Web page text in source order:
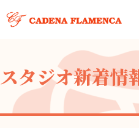
スタジオ新着情